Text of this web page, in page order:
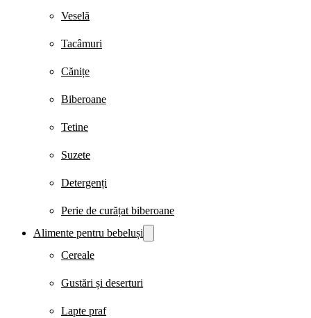
Veselă
Tacâmuri
Cănițe
Biberoane
Tetine
Suzete
Detergenți
Perie de curățat biberoane
Alimente pentru bebeluși
Cereale
Gustări și deserturi
Lapte praf